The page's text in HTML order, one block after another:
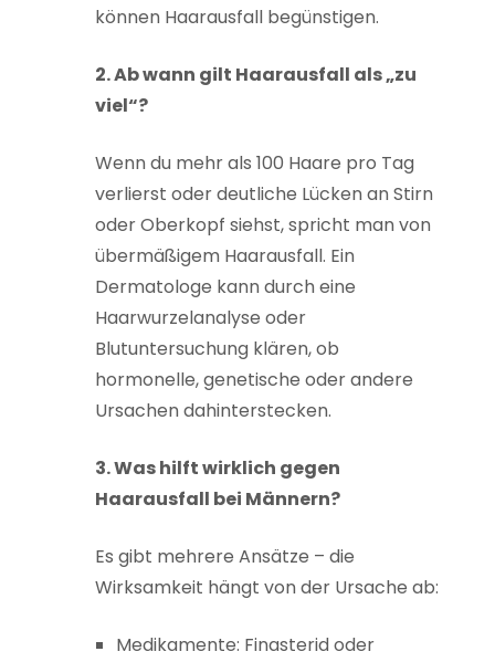
können Haarausfall begünstigen.
2. Ab wann gilt Haarausfall als „zu
viel“?
Wenn du mehr als 100 Haare pro Tag
verlierst oder deutliche Lücken an Stirn
oder Oberkopf siehst, spricht man von
übermäßigem Haarausfall. Ein
Dermatologe kann durch eine
Haarwurzelanalyse oder
Blutuntersuchung klären, ob
hormonelle, genetische oder andere
Ursachen dahinterstecken.
3. Was hilft wirklich gegen
Haarausfall bei Männern?
Es gibt mehrere Ansätze – die
Wirksamkeit hängt von der Ursache ab:
Medikamente: Finasterid oder